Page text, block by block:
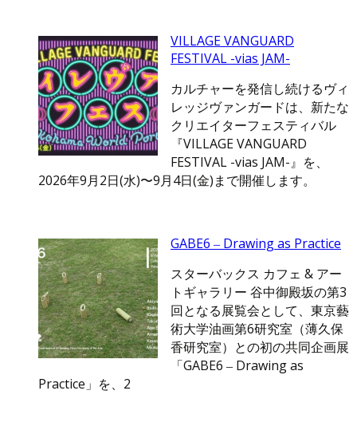
VILLAGE VANGUARD
FESTIVAL -vias JAM-
カルチャーを発信し続けるヴィ
レッジヴァンガードは、新たな
クリエイターフェスティバル
『VILLAGE VANGUARD
FESTIVAL -vias JAM-』を、
2026年9月2日(水)〜9月4日(金)まで開催します。
GABE6 ‒ Drawing as Practice
スターバックス カフェ & アー
トギャラリー 谷中御殿坂の第3
回となる展覧会として、東京藝
術大学油画第6研究室（薄久保
香研究室）との初の共同企画展
「GABE6 ‒ Drawing as
Practice」を、2